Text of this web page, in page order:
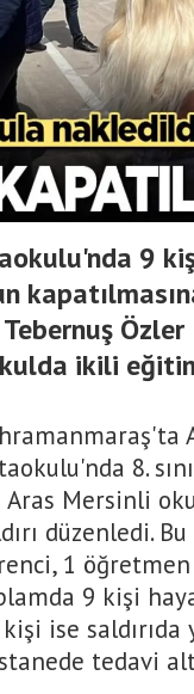
9
Özler
ikili
8.
Aras Mersinli
düzenledi. Bu
1
9 kişi
ise saldırıda
tedavi